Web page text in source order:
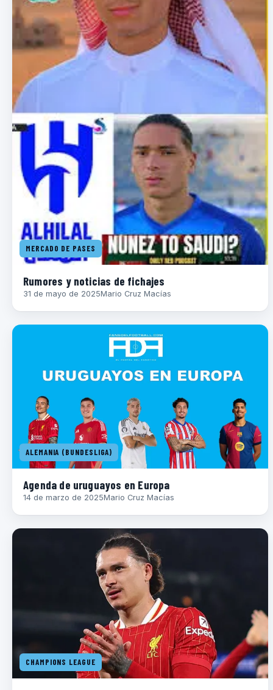
MERCADO DE PASES
Rumores y noticias de fichajes
31 de mayo de 2025Mario Cruz Macías
ALEMANIA (BUNDESLIGA)
Agenda de uruguayos en Europa
14 de marzo de 2025Mario Cruz Macías
CHAMPIONS LEAGUE